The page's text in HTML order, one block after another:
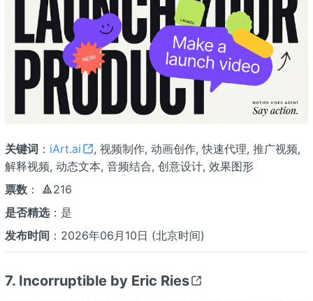
关键词 ： iArt.ai
, 视频制作, 动画创作, 快速代理, 推广视频,
解释视频, 动态文本, 音频结合, 创意设计, 效果图形
票数： 🔺216
是否精选：是
发布时间 ：2026年06月10日 (北京时间)
7. Incorruptible by Eric Ries